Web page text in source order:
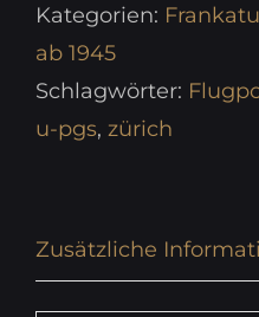
Kategorien:
ab 1945
Schlagwörter:
u-pgs, zürich
Zusätzliche